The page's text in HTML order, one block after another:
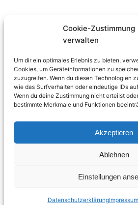
Cookie-Zustimmung
verwalten
Um dir ein optimales Erlebnis zu bieten,
Cookies, um Geräteinformationen zu
zuzugreifen. Wenn du diesen Technologien
wie das Surfverhalten oder eindeutige IDs
Wenn du deine Zustimmung nicht erteilst
bestimmte Merkmale und Funktionen
Akzeptieren
Ablehnen
Einstellungen
Datenschutzerklärung
Familienzentrum
Verein
Angebote
Programmheft
Spenden und
Jobs und
Kontakt